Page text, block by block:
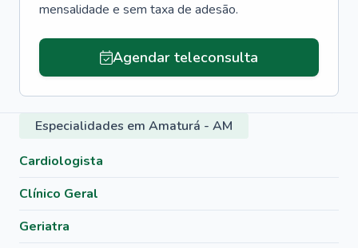
mensalidade e sem taxa de adesão.
Agendar teleconsulta
Especialidades em Amaturá - AM
Cardiologista
Clínico Geral
Geriatra